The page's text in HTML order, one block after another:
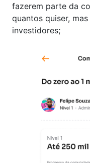
fazerem parte da
quantos quiser,
investidores;